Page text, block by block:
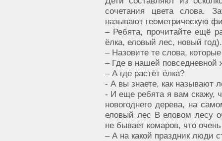
сочетания цвета слова.
называют геометрическую
– Ребята, прочитайте ещё
ёлка, еловый лес, новый год).
– Назовите те слова,
– Где в нашей повседневной
– А где растёт ёлка?
- А вы знаете, как называют
- И еще ребята я вам скажу,
новогоднего дерева, на
еловый лес В еловом лесу
не бывает комаров, что
– А на какой праздник люди